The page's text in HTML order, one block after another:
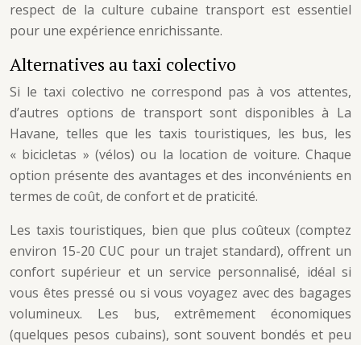
respect de la culture cubaine transport est essentiel
pour une expérience enrichissante.
Alternatives au taxi colectivo
Si le taxi colectivo ne correspond pas à vos attentes,
d’autres options de transport sont disponibles à La
Havane, telles que les taxis touristiques, les bus, les
« bicicletas » (vélos) ou la location de voiture. Chaque
option présente des avantages et des inconvénients en
termes de coût, de confort et de praticité.
Les taxis touristiques, bien que plus coûteux (comptez
environ 15-20 CUC pour un trajet standard), offrent un
confort supérieur et un service personnalisé, idéal si
vous êtes pressé ou si vous voyagez avec des bagages
volumineux. Les bus, extrêmement économiques
(quelques pesos cubains), sont souvent bondés et peu